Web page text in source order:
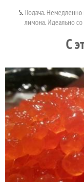
Подача. Немедленно
лимона. Идеально
C